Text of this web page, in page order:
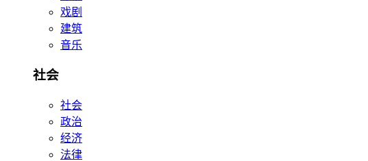
戏剧
建筑
音乐
社会
社会
政治
经济
法律